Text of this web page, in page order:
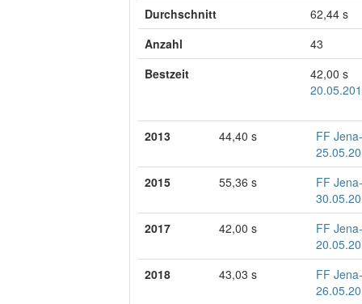
Durchschnitt
62,44 s
Anzahl
43
Bestzeit
42,00 s
2013 44,40 s
FF
2015
55,36 s
FF
2017
42,00 s
FF
2018
43,03 s
FF